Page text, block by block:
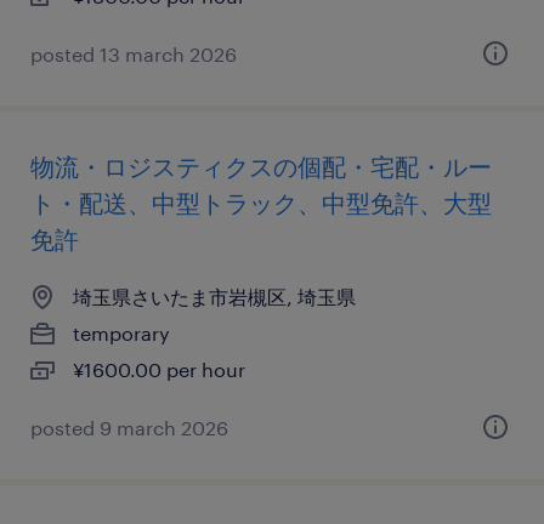
posted 13 march 2026
物流・ロジスティクスの個配・宅配・ルー
ト・配送、中型トラック、中型免許、大型
免許
埼玉県さいたま市岩槻区, 埼玉県
temporary
¥1600.00 per hour
posted 9 march 2026